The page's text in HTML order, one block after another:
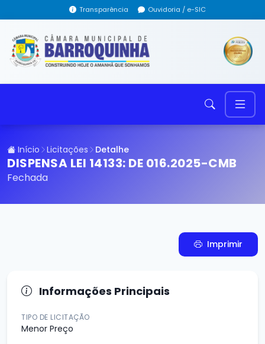
Transparência Ouvidoria / e-SIC
Início Licitações Detalhe
DISPENSA LEI 14133: DE 016.2025-CMB
Fechada
Imprimir
Informações Principais
TIPO DE LICITAÇÃO
Menor Preço